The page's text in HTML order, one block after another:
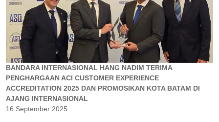
BANDARA INTERNASIONAL HANG NADIM TERIMA
PENGHARGAAN ACI CUSTOMER EXPERIENCE
ACCREDITATION 2025 DAN PROMOSIKAN KOTA BATAM DI
AJANG INTERNASIONAL
16 September 2025